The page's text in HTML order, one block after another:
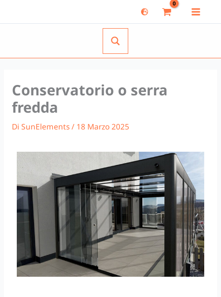
al
Conservatorio o serra
fredda
Di SunElements/ 18 Marzo 2025